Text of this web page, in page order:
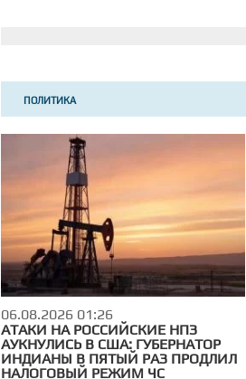
ПОЛИТИКА
06.08.2026 01:26
АТАКИ НА РОССИЙСКИЕ НПЗ
АУКНУЛИСЬ В США: ГУБЕРНАТОР
ИНДИАНЫ В ПЯТЫЙ РАЗ ПРОДЛИЛ
НАЛОГОВЫЙ РЕЖИМ ЧС